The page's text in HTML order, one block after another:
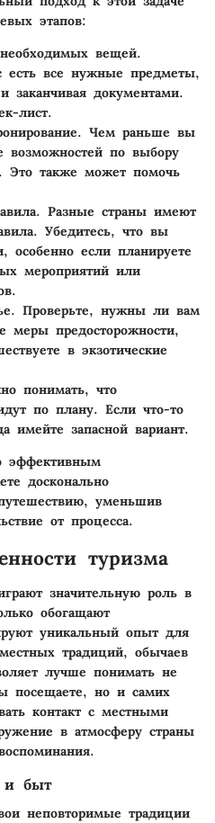
этапов:
вещей.
есть все нужные предметы,
заканчивая документами.
лист.
Чем раньше вы
возможностей по выбору
Это также может помочь
Разные страны имеют
Убедитесь, что вы
особенно если планируете
мероприятий или
Проверьте, нужны ли вам
меры предосторожности,
в экзотические
понимать, что
по плану. Если что-то
имейте запасной вариант.
эффективным
досконально
уменьшив
от процесса.
туризма
значительную роль в
обогащают
уникальный опыт для
традиций, обычаев
лучше понимать не
посещаете, но и самих
контакт с местными
в атмосферу страны
и быт
неповторимые традиции